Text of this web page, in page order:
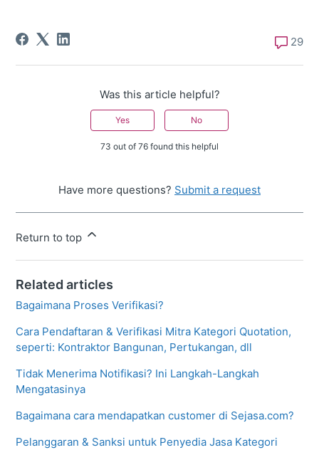
29
Was this article helpful?
Yes No
73 out of 76 found this helpful
Have more questions? Submit a request
Return to top
Related articles
Bagaimana Proses Verifikasi?
Cara Pendaftaran & Verifikasi Mitra Kategori Quotation,
seperti: Kontraktor Bangunan, Pertukangan, dll
Tidak Menerima Notifikasi? Ini Langkah-Langkah
Mengatasinya
Bagaimana cara mendapatkan customer di Sejasa.com?
Pelanggaran & Sanksi untuk Penyedia Jasa Kategori